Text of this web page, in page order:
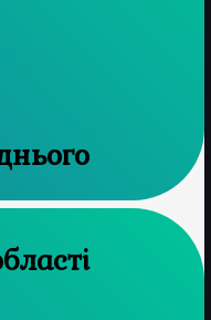
області